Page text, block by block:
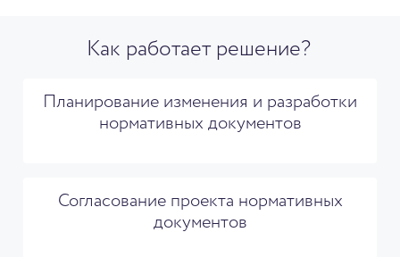
Как работает решение?
Планирование изменения и разработки
нормативных документов
Согласование проекта нормативных
документов